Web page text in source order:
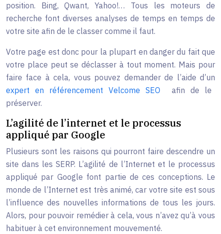
position. Bing, Qwant, Yahoo!… Tous les moteurs de
recherche font diverses analyses de temps en temps de
votre site afin de le classer comme il faut.
Votre page est donc pour la plupart en danger du fait que
votre place peut se déclasser à tout moment. Mais pour
faire face à cela, vous pouvez demander de l’aide d’un
expert en référencement Velcome SEO afin de le
préserver.
L’agilité de l’internet et le processus
appliqué par Google
Plusieurs sont les raisons qui pourront faire descendre un
site dans les SERP. L’agilité de l’Internet et le processus
appliqué par Google font partie de ces conceptions. Le
monde de l’Internet est très animé, car votre site est sous
l’influence des nouvelles informations de tous les jours.
Alors, pour pouvoir remédier à cela, vous n’avez qu’à vous
habituer à cet environnement mouvementé.